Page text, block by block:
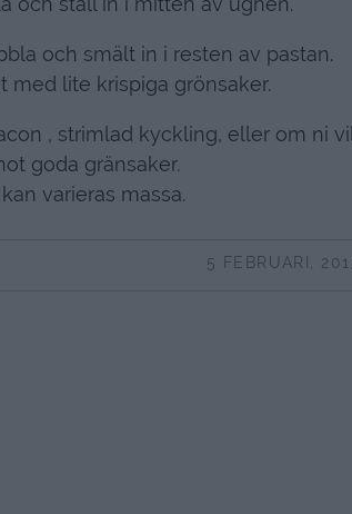
och smält in i resten av pastan.
med lite krispiga grönsaker.
, strimlad kyckling, eller om ni
goda gränsaker.
varieras massa.
5 FEBRUARI,